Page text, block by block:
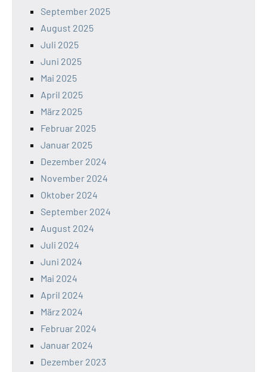
September 2025
August 2025
Juli 2025
Juni 2025
Mai 2025
April 2025
März 2025
Februar 2025
Januar 2025
Dezember 2024
November 2024
Oktober 2024
September 2024
August 2024
Juli 2024
Juni 2024
Mai 2024
April 2024
März 2024
Februar 2024
Januar 2024
Dezember 2023